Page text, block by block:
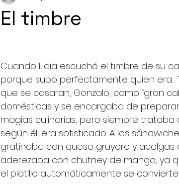
El timbre
Cuando Lidia escuchó el timbre de su
porque supo perfectamente quien era.
que se casaran, Gonzalo, como “gran
domésticas y se encargaba de
magias culinarias, pero siempre
según él, era sofisticado. A los
gratinaba con queso gruyere y acelgas
aderezaba con chutney de mango, ya
el platillo automáticamente se